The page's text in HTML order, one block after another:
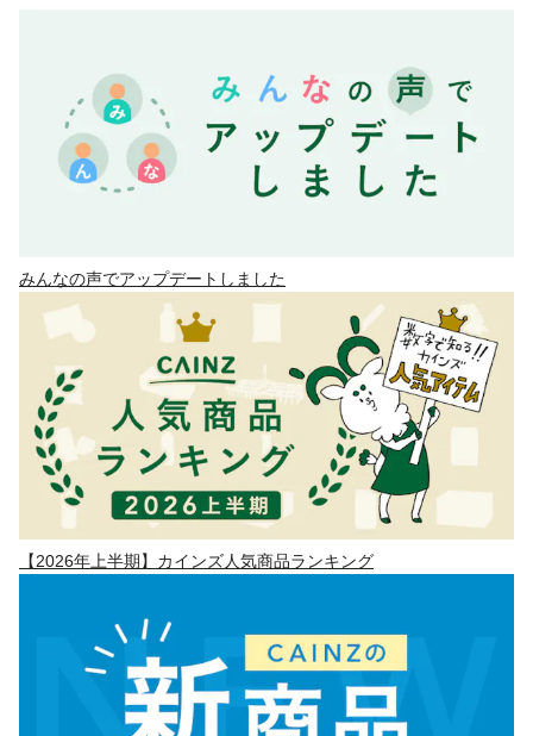
みんなの声でアップデートしました
【2026年上半期】カインズ人気商品ランキング